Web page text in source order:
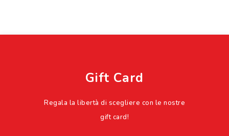
Gift Card
Regala la libertà di scegliere con le nostre
gift card!